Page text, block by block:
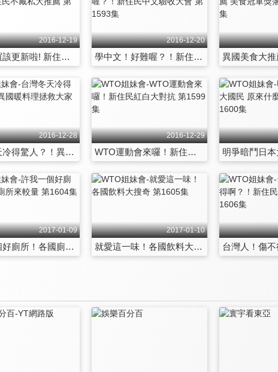
2016-12-19
各國必買該更新啦! 新住民不藏私大推薦 第1592集
2016-12-20
學中文！好難喔？！新住民中文驗收大會 第1593集
2016-12-28
台灣冬天冷得驚人？！異國暖料理拯救大家 第1598集
2016-12-29
WTO運動會來囉！新住民紅白大對抗 第1599集
2017-01-09
許我一個好廁所！各國廁所來較量 第1604集
2017-01-10
就愛這一味！各國飲料大搜奇 第1605集